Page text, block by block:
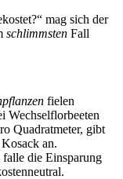
mag sich der
schlimmsten Fall
fielen
Wechselflorbeeten
Quadratmeter, gibt
an.
falle die Einsparung